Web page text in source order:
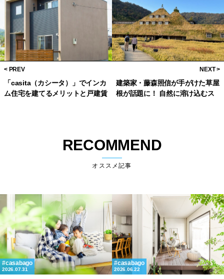
「casita（カシータ）」でインカ
ム住宅を建てるメリットと戸建賃
建築家・藤森照信が手がけた草屋
根が話題に！ 自然に溶け込むス
RECOMMEND
オススメ記事
casabago
2026.07.31
casabago
2026.06.22